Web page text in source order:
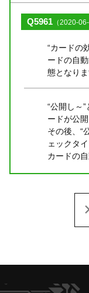
Q5961 （2020-06-
“カードの
ードの自
態となり
“公開し～
ードが公
その後、“
ェックタ
カードの